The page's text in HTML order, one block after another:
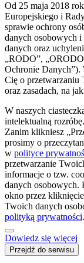
Od 25 maja 2018
Europejskiego i
sprawie ochrony
danych osobowych i
danych oraz
„RODO”,
Ochronie
Cię o przetwarzaniu
oraz zasadach, na
W naszych
intelektualną rozróbę.
Zanim klikniesz
prosimy o
w polityce
przetwarzanie
informacje o tzw.
danych osobowych.
okno przez
Twoich danych
polityką prywatności.
Dowiedz się więcej
Przejdź do serwisu